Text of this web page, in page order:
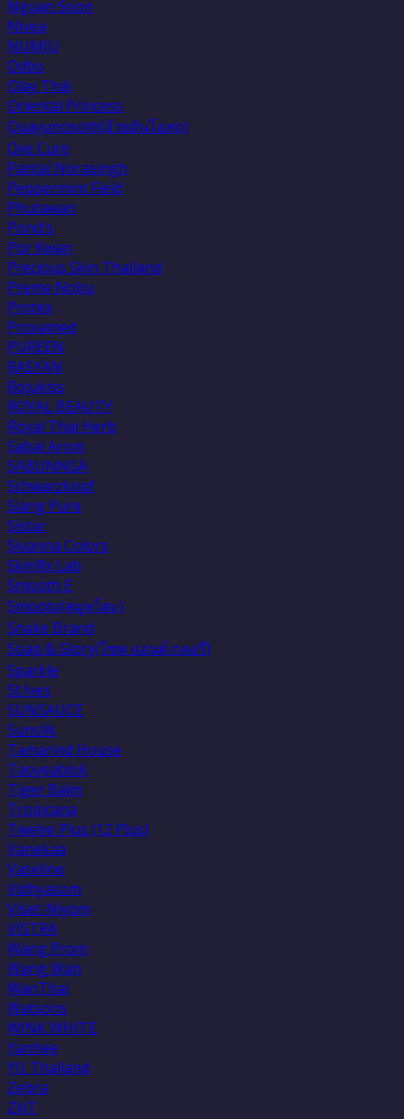
Nguan Soon
Nivea
NUMJU
Odbo
Olay Thái
Oriental Princess
Ouayunosoth(อ้วยอันโอสถ)
Oxe Cure
Pantai Norasingh
Peppermint Field
Phutawan
Pond's
Por Kwan
Precious Skin Thailand
Preme Nobu
Protex
Provamed
PUREEN
RASYAN
Rojukiss
ROYAL BEAUTY
Royal Thai Herb
Sabai Arom
SABUNNGA
Schwarzkopf
Siang Pure
Sistar
Sivanna Colors
SkinRx Lab
Smooth E
Smooto(สมูทโตะ)
Snake Brand
Soap & Glory(โซพ แอนด์ กลอรี่)
Sparkle
St.Ives
SUNSAUCE
Sunsilk
Tamarind House
Taoyeablok
Tiger Balm
Tropicana
Twelve Plus (12 Plus)
Vanekaa
Vaseline
Vidhyasom
Viset-Niyom
VISTRA
Wang Prom
Wang Wan
WanThai
Watsons
WINK WHITE
Yanhee
YU Thailand
Zebra
ZiiiT